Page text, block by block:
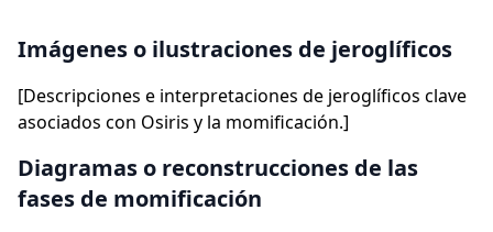
Imágenes o ilustraciones de jeroglíficos
[Descripciones e interpretaciones de jeroglíficos clave
asociados con Osiris y la momificación.]
Diagramas o reconstrucciones de las
fases de momificación